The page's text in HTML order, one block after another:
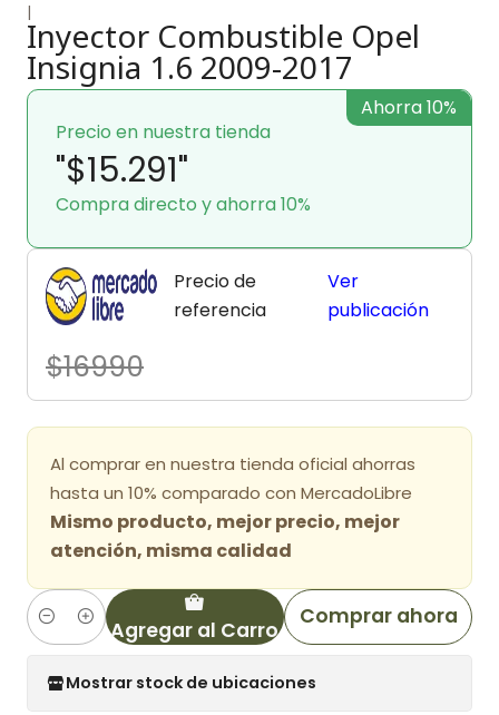
|
Inyector Combustible Opel
Insignia 1.6 2009-2017
Precio en nuestra tienda
"$15.291"
Compra directo y ahorra 10%
Ahorra 10%
Precio de
referencia
$16990
Ver
publicación
Al comprar en nuestra tienda oficial ahorras
hasta un 10% comparado con MercadoLibre
Mismo producto, mejor precio, mejor
atención, misma calidad
Cantidad Agregar al Carro
Comprar ahora
Mostrar stock de ubicaciones